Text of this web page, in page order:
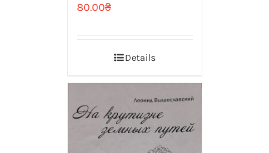
80.00₴
Details